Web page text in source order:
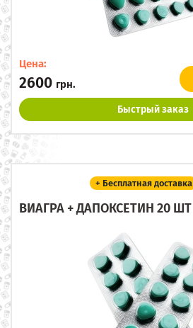
Цена:
2600 грн.
Быстрый заказ
+ Бесплатная доставка
ВИАГРА + ДАПОКСЕТИН 20 ШТ